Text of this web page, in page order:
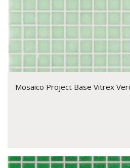
Mosaico Project Base Vitrex